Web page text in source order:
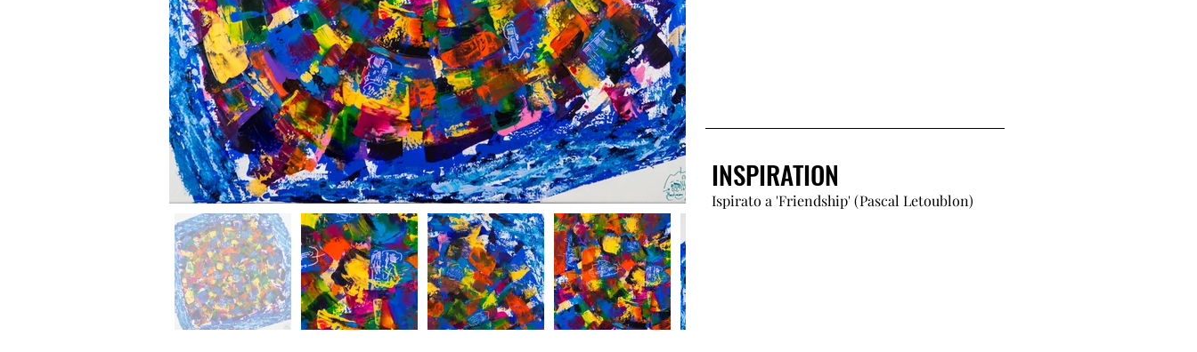
Ispirato a 'Friendship' (Pascal Letoublon)
INSPIRATION